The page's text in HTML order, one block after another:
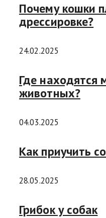
Почему кошки
дрессировке?
24.02.2025
Где
животных?
04.03.2025
Как приучить
28.05.2025
Грибок у собак